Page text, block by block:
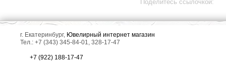
Поделитесь ссылочкой:
г. Екатеринбург, Ювелирный интернет магазин
Тел.: +7 (343) 345-84-01, 328-17-47
+7 (922) 188-17-47